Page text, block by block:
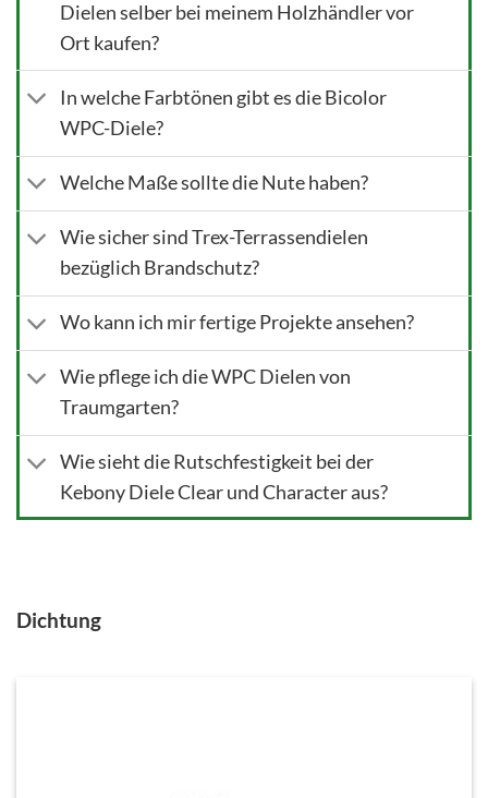
Dielen selber bei meinem Holzhändler vor
Ort kaufen?
In welche Farbtönen gibt es die Bicolor
WPC-Diele?
Welche Maße sollte die Nute haben?
Wie sicher sind Trex-Terrassendielen
bezüglich Brandschutz?
Wo kann ich mir fertige Projekte ansehen?
Wie pflege ich die WPC Dielen von
Traumgarten?
Wie sieht die Rutschfestigkeit bei der
Kebony Diele Clear und Character aus?
Dichtung